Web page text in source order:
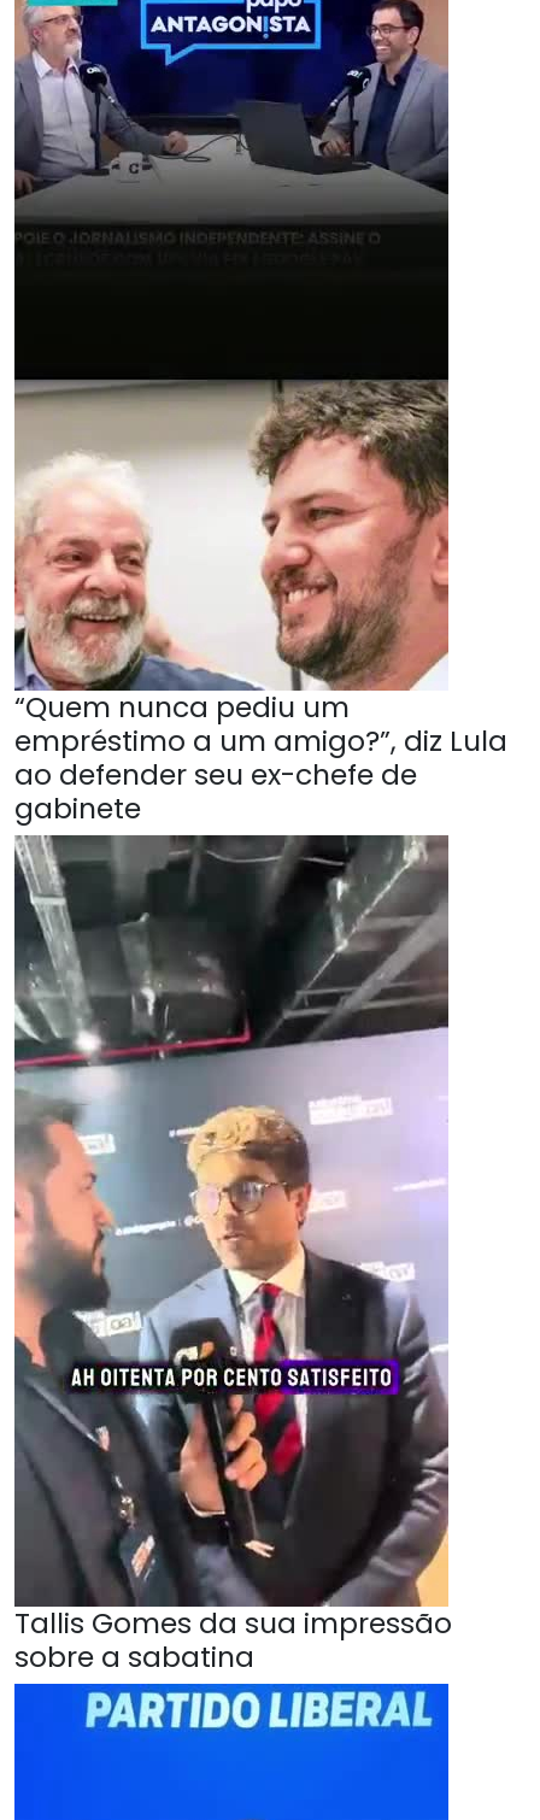
“Quem nunca pediu um
empréstimo a um amigo?”, diz Lula
ao defender seu ex-chefe de
gabinete
Tallis Gomes da sua impressão
sobre a sabatina